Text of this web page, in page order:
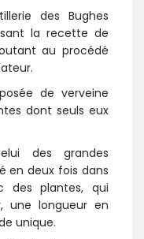
des Bughes
la recette de
au procédé
de verveine
dont seuls eux
des grandes
en deux fois dans
des plantes, qui
une longueur en
unique.